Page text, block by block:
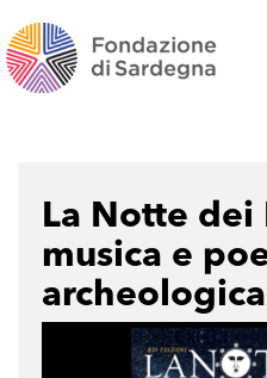
La Notte
musica e